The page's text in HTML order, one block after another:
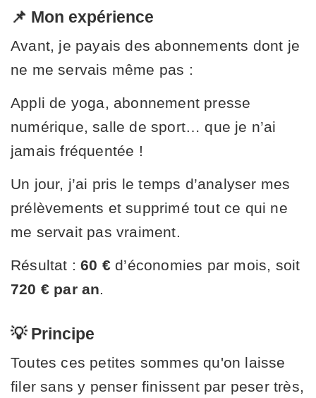
📌 Mon expérience
Avant, je payais des abonnements dont je
ne me servais même pas :
Appli de yoga, abonnement presse
numérique, salle de sport… que je n’ai
jamais fréquentée !
Un jour, j’ai pris le temps d’analyser mes
prélèvements et supprimé tout ce qui ne
me servait pas vraiment.
Résultat :60 € d’économies par mois, soit
720 € par an
💡 Principe
Toutes ces petites sommes qu'on laisse
filer sans y penser finissent par peser très,